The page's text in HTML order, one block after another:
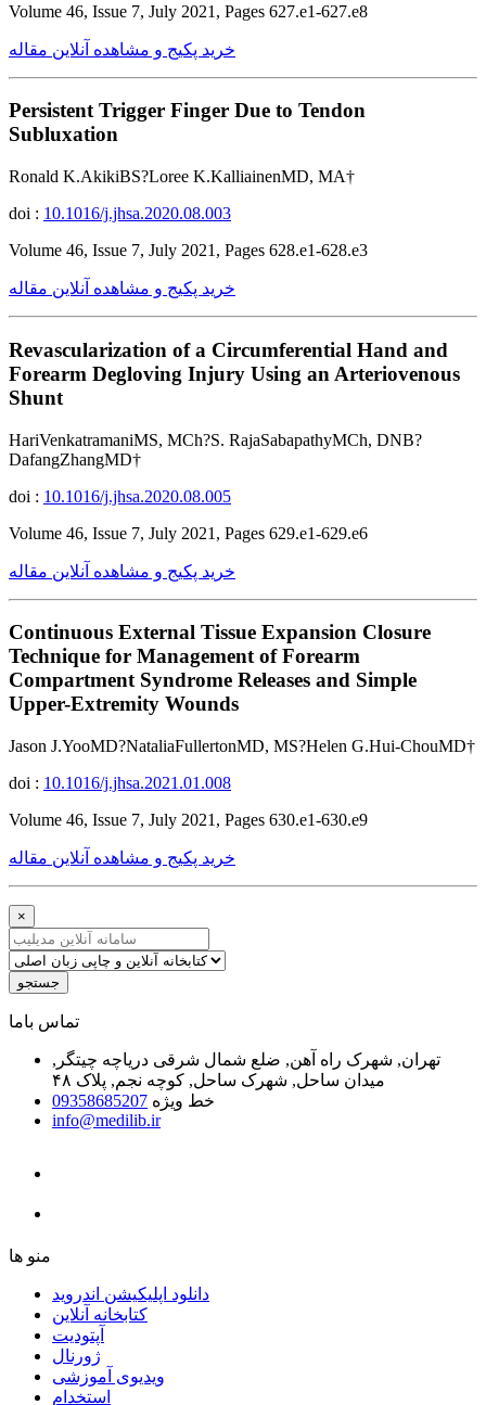
Volume 46, Issue 7, July 2021, Pages 627.e1-627.e8
خرید پکیج و مشاهده آنلاین مقاله
Persistent Trigger Finger Due to Tendon
Subluxation
Ronald K.AkikiBS?Loree K.KalliainenMD, MA†
doi : 10.1016/j.jhsa.2020.08.003
Volume 46, Issue 7, July 2021, Pages 628.e1-628.e3
خرید پکیج و مشاهده آنلاین مقاله
Revascularization of a Circumferential Hand and
Forearm Degloving Injury Using an Arteriovenous
Shunt
HariVenkatramaniMS, MCh?S. RajaSabapathyMCh, DNB?
DafangZhangMD†
doi : 10.1016/j.jhsa.2020.08.005
Volume 46, Issue 7, July 2021, Pages 629.e1-629.e6
خرید پکیج و مشاهده آنلاین مقاله
Continuous External Tissue Expansion Closure
Technique for Management of Forearm
Compartment Syndrome Releases and Simple
Upper-Extremity Wounds
Jason J.YooMD?NataliaFullertonMD, MS?Helen G.Hui-ChouMD†
doi : 10.1016/j.jhsa.2021.01.008
Volume 46, Issue 7, July 2021, Pages 630.e1-630.e9
خرید پکیج و مشاهده آنلاین مقاله
×
جستجو
ﺗﻤﺎﺱ ﺑﺎﻣﺎ
تهران, شهرک راه آهن, ضلع شمال شرقی دریاچه چیتگر,
میدان ساحل, شهرک ساحل, کوچه نجم, پلاک ۴۸
خط ویژه 09358685207
info@medilib.ir
ﻣﻨﻮ ﻫﺎ
دانلود اپلیکیشن اندروید
ﮐﺘﺎﺑﺨﺎﻧﻪ ﺁﻧﻼﯾﻦ
ﺁﭘﺘﻮﺩﯾﺖ
ﮊﻭﺭﻧﺎﻝ
ویدیوی آموزشی
استخدام